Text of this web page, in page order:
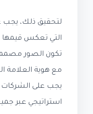
لتحقيق ذلك، يجب
التي تعكس
تكون الصور
مع هوية العلامة
يجب على
استراتيجي عبر